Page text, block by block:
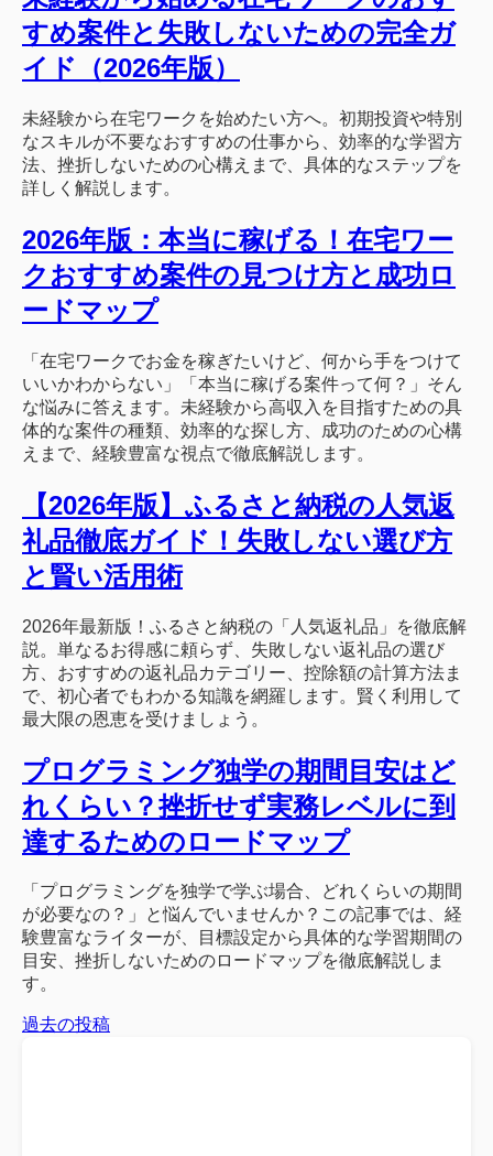
すめ案件と失敗しないための完全ガ
イド（2026年版）
未経験から在宅ワークを始めたい方へ。初期投資や特別
なスキルが不要なおすすめの仕事から、効率的な学習方
法、挫折しないための心構えまで、具体的なステップを
詳しく解説します。
2026年版：本当に稼げる！在宅ワー
クおすすめ案件の見つけ方と成功ロ
ードマップ
「在宅ワークでお金を稼ぎたいけど、何から手をつけて
いいかわからない」「本当に稼げる案件って何？」そん
な悩みに答えます。未経験から高収入を目指すための具
体的な案件の種類、効率的な探し方、成功のための心構
えまで、経験豊富な視点で徹底解説します。
【2026年版】ふるさと納税の人気返
礼品徹底ガイド！失敗しない選び方
と賢い活用術
2026年最新版！ふるさと納税の「人気返礼品」を徹底解
説。単なるお得感に頼らず、失敗しない返礼品の選び
方、おすすめの返礼品カテゴリー、控除額の計算方法ま
で、初心者でもわかる知識を網羅します。賢く利用して
最大限の恩恵を受けましょう。
プログラミング独学の期間目安はど
れくらい？挫折せず実務レベルに到
達するためのロードマップ
「プログラミングを独学で学ぶ場合、どれくらいの期間
が必要なの？」と悩んでいませんか？この記事では、経
験豊富なライターが、目標設定から具体的な学習期間の
目安、挫折しないためのロードマップを徹底解説しま
す。
投
過去の投稿